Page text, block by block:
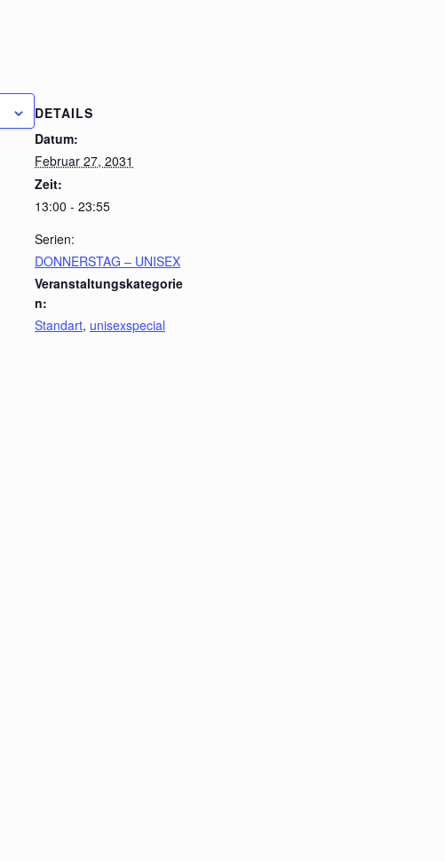
DETAILS
Datum:
Februar 27, 2031
Zeit:
13:00 - 23:55
Serien:
DONNERSTAG – UNISEX
Veranstaltungskategorie
n:
Standart, unisexspecial